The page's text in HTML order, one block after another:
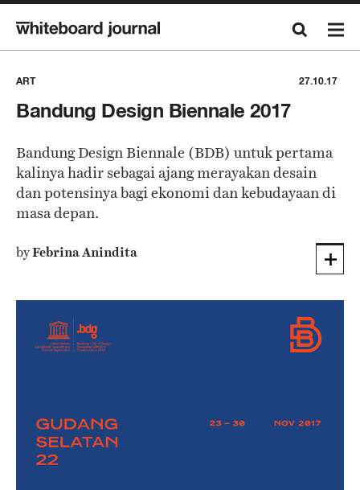
ART 27.10.17
Bandung Design Biennale 2017
Bandung Design Biennale (BDB) untuk pertama
kalinya hadir sebagai ajang merayakan desain
dan potensinya bagi ekonomi dan kebudayaan di
masa depan.
byFebrina Anindita